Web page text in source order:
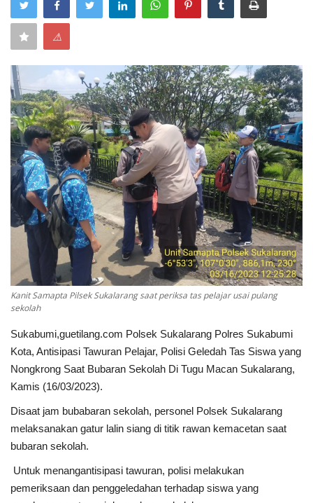
Pelanggaran
Ketertiban
Keamanan
Kejahatan
Cybers Event
UMKM & Ekonomi Kreatif
Pekerja Migran Indonesia
Ekonomi
Pendidikan
Informasi Journalism
Olahraga
Kesehatan
Layanan Publik
Perempuan/Anak
⚠
Kanit Samapta Pilsek Sukalarang saat periksa tas pelajar usai pulang
sekolah
Sukabumi,guetilang.com Polsek Sukalarang Polres Sukabumi
Kota, Antisipasi Tawuran Pelajar, Polisi Geledah Tas Siswa yang
Nongkrong Saat Bubaran Sekolah Di Tugu Macan Sukalarang,
Kamis (16/03/2023).
Disaat jam bubabaran sekolah, personel Polsek Sukalarang
melaksanakan gatur lalin siang di titik rawan kemacetan saat
bubaran sekolah.
Untuk menangantisipasi tawuran, polisi melakukan
pemeriksaan dan penggeledahan terhadap siswa yang